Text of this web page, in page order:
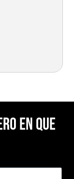
en Que